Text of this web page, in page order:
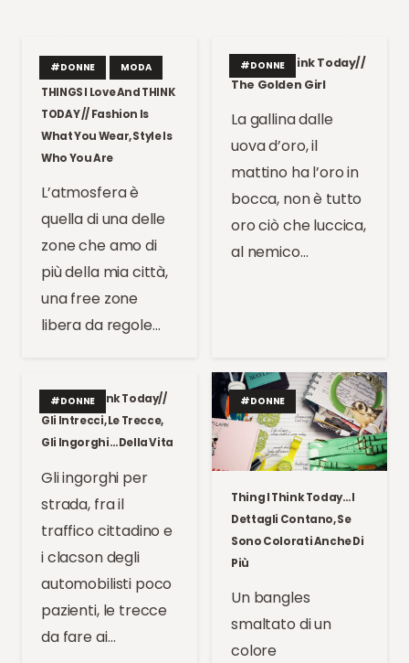
#DONNE MODA
THINGS I Love And THINK
TODAY // Fashion Is
What You Wear, Style Is
Who You Are
L’atmosfera è
quella di una delle
zone che amo di
più della mia città,
una free zone
libera da regole…
#DONNE
Things I Think Today//
The Golden Girl
La gallina dalle
uova d’oro, il
mattino ha l’oro in
bocca, non è tutto
oro ciò che luccica,
al nemico…
#DONNE
Things I Think Today//
Gli Intrecci, Le Trecce,
Gli Ingorghi… Della Vita
Gli ingorghi per
strada, fra il
traffico cittadino e
i clacson degli
automobilisti poco
pazienti, le trecce
da fare ai…
#DONNE
Thing I Think Today… I
Dettagli Contano, Se
Sono Colorati Anche Di
Più
Un bangles
smaltato di un
colore